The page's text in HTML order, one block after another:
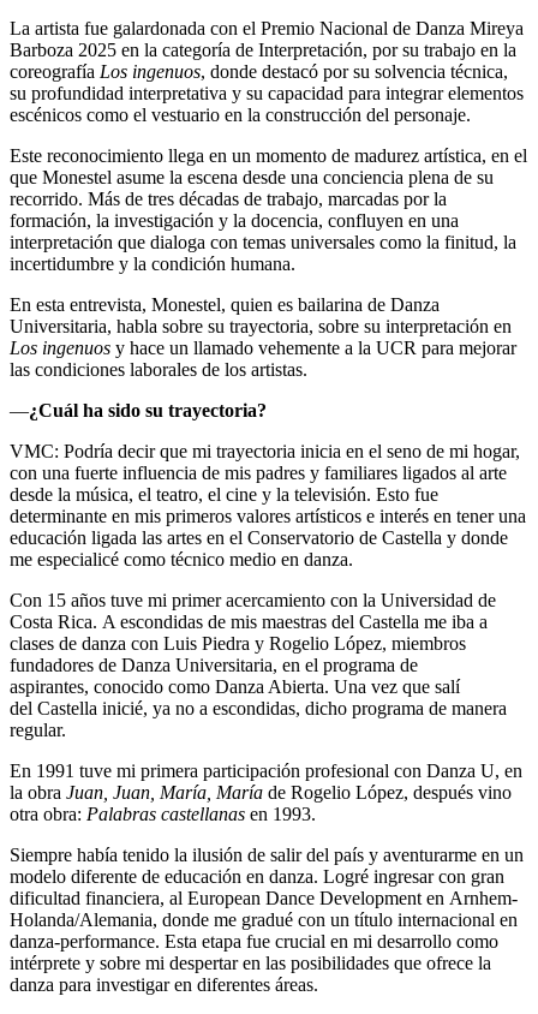
La artista fue galardonada con el Premio Nacional de Danza Mireya
Barboza 2025 en la categoría de Interpretación, por su trabajo en la
coreografía Los ingenuos, donde destacó por su solvencia técnica,
su profundidad interpretativa y su capacidad para integrar elementos
escénicos como el vestuario en la construcción del personaje.
Este reconocimiento llega en un momento de madurez artística, en el
que Monestel asume la escena desde una conciencia plena de su
recorrido. Más de tres décadas de trabajo, marcadas por la
formación, la investigación y la docencia, confluyen en una
interpretación que dialoga con temas universales como la finitud, la
incertidumbre y la condición humana.
En esta entrevista, Monestel, quien es bailarina de Danza
Universitaria, habla sobre su trayectoria, sobre su interpretación en
Los ingenuos y hace un llamado vehemente a la UCR para mejorar
las condiciones laborales de los artistas.
—¿Cuál ha sido su trayectoria?
VMC: Podría decir que mi trayectoria inicia en el seno de mi hogar,
con una fuerte influencia de mis padres y familiares ligados al arte
desde la música, el teatro, el cine y la televisión. Esto fue
determinante en mis primeros valores artísticos e interés en tener una
educación ligada las artes en el Conservatorio de Castella y donde
me especialicé como técnico medio en danza.
Con 15 años tuve mi primer acercamiento con la Universidad de
Costa Rica. A escondidas de mis maestras del Castella me iba a
clases de danza con Luis Piedra y Rogelio López, miembros
fundadores de Danza Universitaria, en el programa de
aspirantes, conocido como Danza Abierta. Una vez que salí
del Castella inicié, ya no a escondidas, dicho programa de manera
regular.
En 1991 tuve mi primera participación profesional con Danza U, en
la obra Juan, Juan, María, María de Rogelio López, después vino
otra obra: Palabras castellanas en 1993.
Siempre había tenido la ilusión de salir del país y aventurarme en un
modelo diferente de educación en danza. Logré ingresar con gran
dificultad financiera, al European Dance Development en Arnhem-
Holanda/Alemania, donde me gradué con un título internacional en
danza-performance. Esta etapa fue crucial en mi desarrollo como
intérprete y sobre mi despertar en las posibilidades que ofrece la
danza para investigar en diferentes áreas.